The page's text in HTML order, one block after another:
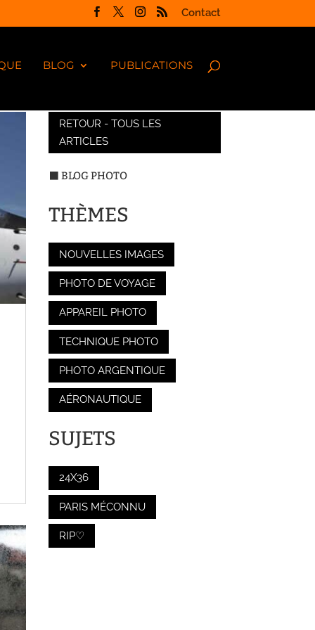
Contact
BLOG PUBLICATIONS
RETOUR - TOUS LES
ARTICLES
⬛ BLOG PHOTO
THÈMES
NOUVELLES IMAGES
PHOTO DE VOYAGE
APPAREIL PHOTO
TECHNIQUE PHOTO
PHOTO ARGENTIQUE
AÉRONAUTIQUE
SUJETS
24X36
PARIS MÉCONNU
RIP♡